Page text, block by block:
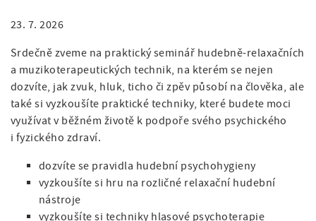
v
i
g
a
23. 7. 2026
Srdečně zveme na praktický seminář hudebně-relaxačních
a muzikoterapeutických technik, na kterém se nejen
dozvíte, jak zvuk, hluk, ticho či zpěv působí na člověka, ale
také si vyzkoušíte praktické techniky, které budete moci
využívat v běžném životě k podpoře svého psychického
i fyzického zdraví.
dozvíte se pravidla hudební psychohygieny
vyzkoušíte si hru na rozličné relaxační hudební
nástroje
vyzkoušíte si techniky hlasové psychoterapie
a
t
i
o